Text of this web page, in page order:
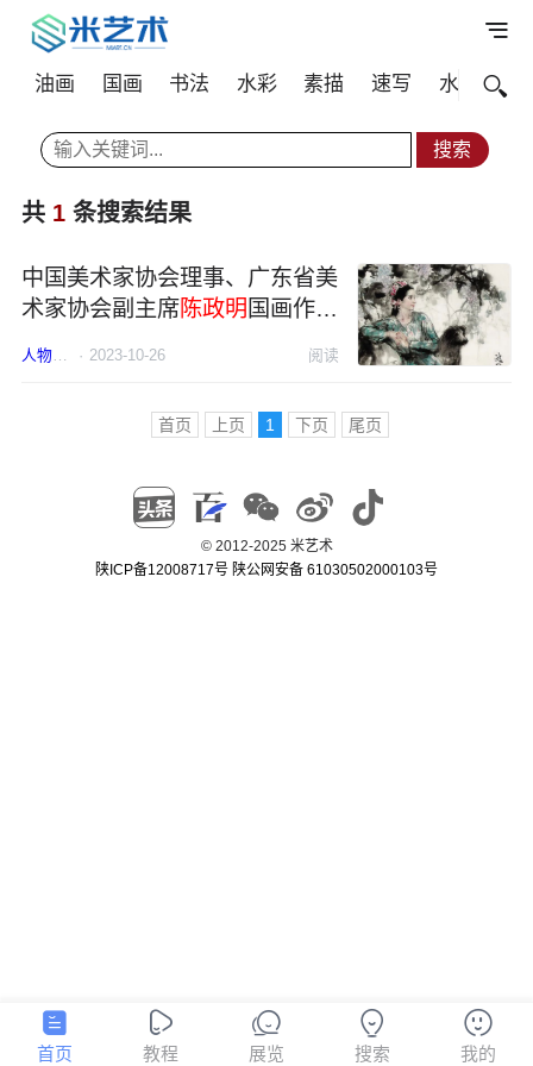
油画 国画 书法 水彩 素描 速写 水粉
共 1 条搜索结果
中国美术家协会理事、广东省美
术家协会副主席陈政明 国画作品
人物国画 陈政明
· 2023-10-26 阅读
首页 上页 1 下页 尾页
© 2012-2025 米艺术
陕ICP备12008717号 陕公网安备 61030502000103号
首页 教程 展览 搜索 我的